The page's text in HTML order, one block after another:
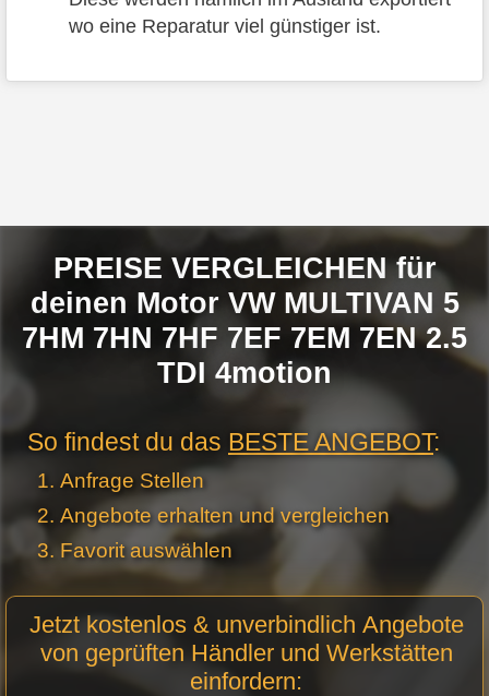
wo eine Reparatur viel günstiger ist.
PREISE VERGLEICHEN für
deinen Motor VW MULTIVAN 5
7HM 7HN 7HF 7EF 7EM 7EN 2.5
TDI 4motion
So findest du das BESTE ANGEBOT:
Anfrage Stellen
Angebote erhalten und vergleichen
Favorit auswählen
Anfrage
Stellen -
Jetzt kostenlos & unverbindlich Angebote
von geprüften Händler und Werkstätten
einfordern: